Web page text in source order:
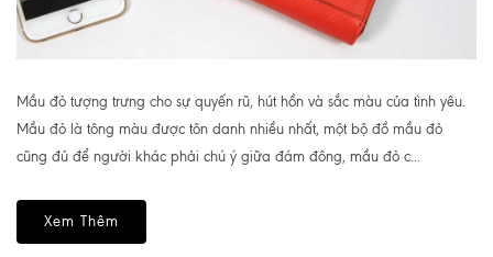
Mầu đỏ tượng trưng cho sự quyến rũ, hút hồn và sắc màu của tình yêu.
Mầu đỏ là tông màu được tôn danh nhiều nhất, một bộ đồ mầu đỏ
cũng đủ để người khác phải chú ý giữa đám đông, mầu đỏ c...
Xem Thêm